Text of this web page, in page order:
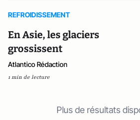
REFROIDISSEMENT
En Asie, les glaciers
grossissent
Atlantico Rédaction
1 min de lecture
Plus de résultats